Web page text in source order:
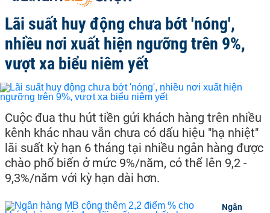
Lãi suất huy động chưa bớt 'nóng',
nhiều nơi xuất hiện ngưỡng trên 9%,
vượt xa biểu niêm yết
Cuộc đua thu hút tiền gửi khách hàng trên nhiều
kênh khác nhau vẫn chưa có dấu hiệu "hạ nhiệt"
lãi suất kỳ hạn 6 tháng tại nhiều ngân hàng được
chào phổ biến ở mức 9%/năm, có thể lên 9,2 -
9,3%/năm với kỳ hạn dài hơn.
Ngân